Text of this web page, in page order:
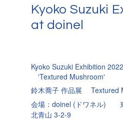
Kyoko Suzuki
at doinel
Kyoko Suzuki Exhibition 2022
'Textured Mushroom'
鈴木喬子 作品展 Textured
会場：doinel (ドワネル)
北青山 3-2-9